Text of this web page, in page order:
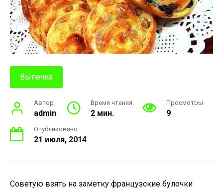
Выпечка
Автор
admin
Время чтения
2 мин.
Просмотры
9
Опубликовано
21 июля, 2014
Советую взять на заметку французские булочки